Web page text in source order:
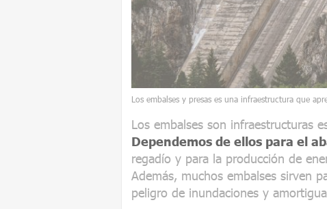
Los embalses y presas es una infraestructura que
Los embalses son infraestructuras
Dependemos de ellos para el
regadío y para la producción de
Además, muchos embalses sirven
peligro de inundaciones y